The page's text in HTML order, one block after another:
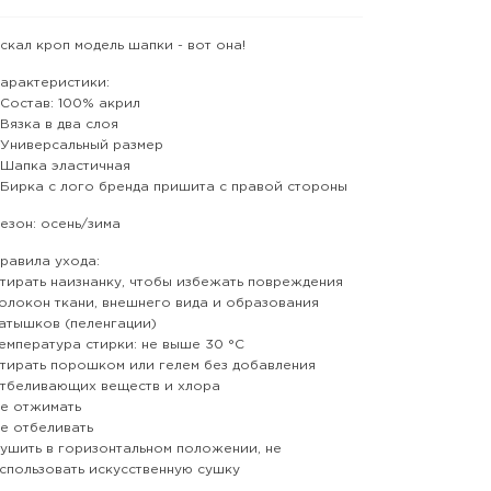
кроп модель шапки - вот она!
100% акрил
в два слоя
размер
эластичная
с лого бренда пришита с правой стороны
осень/зима
ухода:
наизнанку, чтобы избежать повреждения
ткани, внешнего вида и образования
(пеленгации)
стирки: не выше 30 °С
порошком или гелем без добавления
веществ и хлора
отжимать
отбеливать
в горизонтальном положении, не
искусственную сушку